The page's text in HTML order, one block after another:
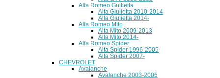
Alfa Romeo Guilietta
Alfa Giulietta 2010-2014
Alfa Giulietta 2014-
Alfa Romeo Mito
Alfa Mito 2009-2013
Alfa Mito 2014-
Alfa Romeo Spider
Alfa Spider 1996-2005
Alfa Spider 2007-
CHEVROLET
Avalanche
Avalanche 2003-2006